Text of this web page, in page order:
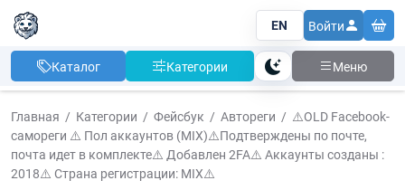
EN Войти
Каталог Категории Тема Меню
Главная Категории Фейсбук Автореги
⚠️OLD Facebook-
самореги ⚠️ Пол аккаунтов (MIX)⚠️Подтверждены по почте,
почта идет в комплекте⚠️ Добавлен 2FA⚠️ Аккаунты созданы :
2018⚠️ Страна регистрации: MIX⚠️